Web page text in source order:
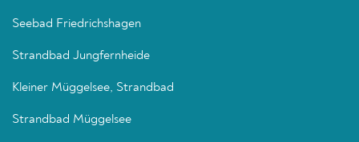
Seebad Friedrichshagen
Strandbad Jungfernheide
Kleiner Müggelsee, Strandbad
Strandbad Müggelsee